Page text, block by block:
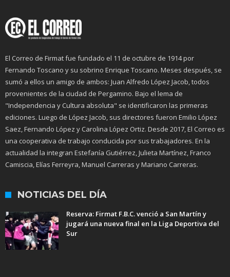
El Correo de Firmat fue fundado el 11 de octubre de 1914 por
Fernando Toscano y su sobrino Enrique Toscano. Meses después, se
sumó a ellos un amigo de ambos: Juan Alfredo López Jacob, todos
provenientes de la ciudad de Pergamino. Bajo el lema de
"Independencia y Cultura absoluta" se identificaron las primeras
ediciones. Luego de López Jacob, sus directores fueron Emilio López
Saez, Fernando López y Carolina López Ortiz. Desde 2017, El Correo es
una cooperativa de trabajo conducida por sus trabajadores. En la
actualidad la integran Estefanía Gutiérrez, Julieta Martínez, Franco
Camiscia, Elías Ferreyra, Manuel Carreras y Mariano Carreras.
NOTICIAS DEL DÍA
Reserva: Firmat F.B.C. venció a San Martín y
jugará una nueva final en la Liga Deportiva del
Sur